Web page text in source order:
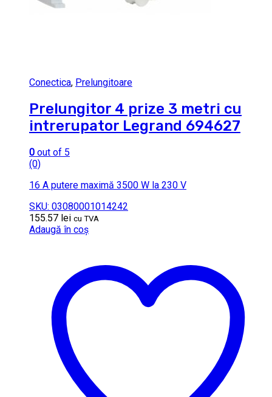
Conectica, Prelungitoare
Prelungitor 4 prize 3 metri cu
intrerupator Legrand 694627
0 out of 5
(0)
16 A putere maximă 3500 W la 230 V
SKU: 03080001014242
155.57 lei cu TVA
Adaugă în coș